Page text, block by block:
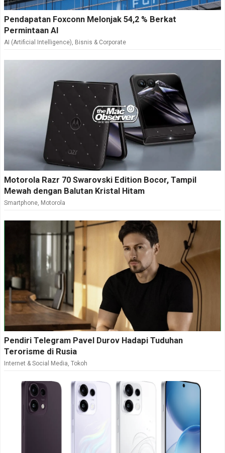
Pendapatan Foxconn Melonjak 54,2 % Berkat
Permintaan AI
AI (Artificial Intelligence), Bisnis & Corporate
Motorola Razr 70 Swarovski Edition Bocor, Tampil
Mewah dengan Balutan Kristal Hitam
Smartphone, Motorola
Pendiri Telegram Pavel Durov Hadapi Tuduhan
Terorisme di Rusia
Internet & Social Media, Tokoh